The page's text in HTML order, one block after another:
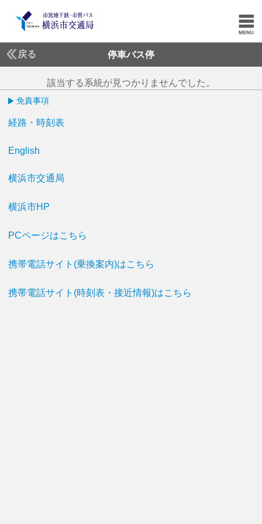
戻る 停車バス停
該当する系統が見つかりませんでした。
免責事項
経路・時刻表
English
横浜市交通局
横浜市HP
PCページはこちら
携帯電話サイト(乗換案内)はこちら
携帯電話サイト(時刻表・接近情報)はこちら